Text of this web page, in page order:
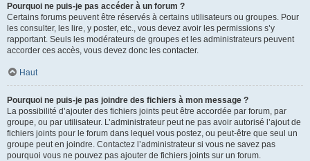
Pourquoi ne puis-je pas accéder à un forum ?
Certains forums peuvent être réservés à certains utilisateurs ou groupes. Pour
les consulter, les lire, y poster, etc., vous devez avoir les permissions s’y
rapportant. Seuls les modérateurs de groupes et les administrateurs peuvent
accorder ces accès, vous devez donc les contacter.
Haut
Pourquoi ne puis-je pas joindre des fichiers à mon message ?
La possibilité d’ajouter des fichiers joints peut être accordée par forum, par
groupe, ou par utilisateur. L’administrateur peut ne pas avoir autorisé l’ajout de
fichiers joints pour le forum dans lequel vous postez, ou peut-être que seul un
groupe peut en joindre. Contactez l’administrateur si vous ne savez pas
pourquoi vous ne pouvez pas ajouter de fichiers joints sur un forum.